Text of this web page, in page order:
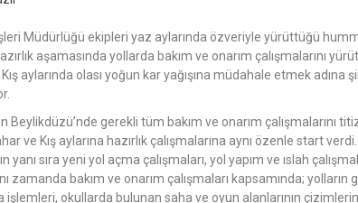
Müdürlüğü ekipleri yaz aylarında özveriyle yürüttüğü
aşamasında yollarda bakım ve onarım çalışmalarını
aylarında olası yoğun kar yağışına müdahale etmek
Beylikdüzü’nde gerekli tüm bakım ve onarım çalışmalarını
ve Kış aylarına hazırlık çalışmalarına aynı özenle start
yanı sıra yeni yol açma çalışmaları, yol yapım ve ıslah
zamanda bakım ve onarım çalışmaları kapsamında;
okullarda bulunan saha ve oyun alanlarının